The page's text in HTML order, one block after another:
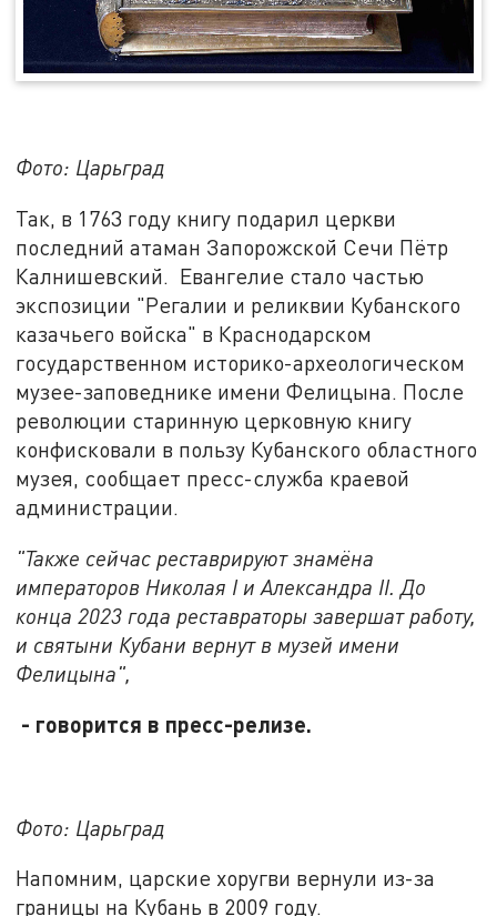
Фото: Царьград
Так, в 1763 году книгу подарил церкви
последний атаман Запорожской Сечи Пётр
Калнишевский. Евангелие стало частью
экспозиции "Регалии и реликвии Кубанского
казачьего войска" в Краснодарском
государственном историко-археологическом
музее-заповеднике имени Фелицына. После
революции старинную церковную книгу
конфисковали в пользу Кубанского областного
музея, сообщает пресс-служба краевой
администрации.
"Также сейчас реставрируют знамёна
императоров Николая I и Александра II. До
конца 2023 года реставраторы завершат работу,
и святыни Кубани вернут в музей имени
Фелицына",
- говорится в пресс-релизе.
Фото: Царьград
Напомним, царские хоругви вернули из-за
границы на Кубань в 2009 году.